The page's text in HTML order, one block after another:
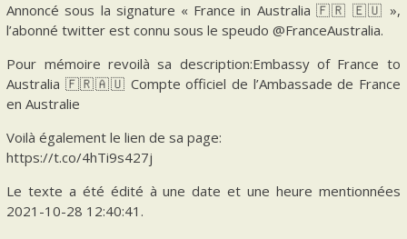
Annoncé sous la signature « France in Australia 🇫🇷 🇪🇺 »,
l’abonné twitter est connu sous le speudo @FranceAustralia.
Pour mémoire revoilà sa description:Embassy of France to
Australia 🇫🇷🇦🇺 Compte officiel de l’Ambassade de France
en Australie
Voilà également le lien de sa page:
https://t.co/4hTi9s427j
Le texte a été édité à une date et une heure mentionnées
2021-10-28 12:40:41.